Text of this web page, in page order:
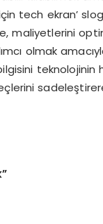
tech ekran’
maliyetlerini
olmak
teknolojinin